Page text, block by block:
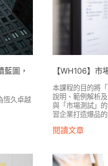
藍圖，
恆久卓越
【WH106】市
本課程的目的將
說明、範例解析
與「市場測試」
習企業打造爆品
閱讀文章